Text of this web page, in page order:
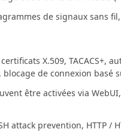
de signaux sans
X.509, TACACS+,
blocage de connexion
être activées via
attack prevention, HTTP /